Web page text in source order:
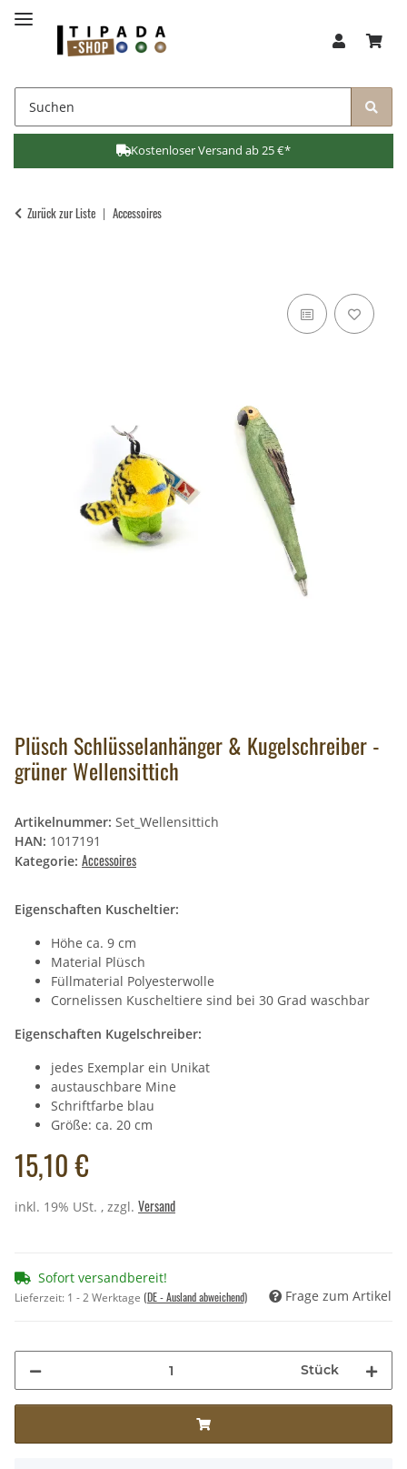
Kostenloser Versand ab 25 €*
Zurück zur Liste Accessoires
Plüsch Schlüsselanhänger & Kugelschreiber -
grüner Wellensittich
Artikelnummer: Set_Wellensittich
HAN: 1017191
Kategorie: Accessoires
Eigenschaften Kuscheltier:
Höhe ca. 9 cm
Material Plüsch
Füllmaterial Polyesterwolle
Cornelissen Kuscheltiere sind bei 30 Grad waschbar
Eigenschaften Kugelschreiber:
jedes Exemplar ein Unikat
austauschbare Mine
Schriftfarbe blau
Größe: ca. 20 cm
15,10 €
inkl. 19% USt. , zzgl. Versand
Sofort versandbereit!
Lieferzeit: 1 - 2 Werktage (DE - Ausland abweichend) Frage zum Artikel
Stück